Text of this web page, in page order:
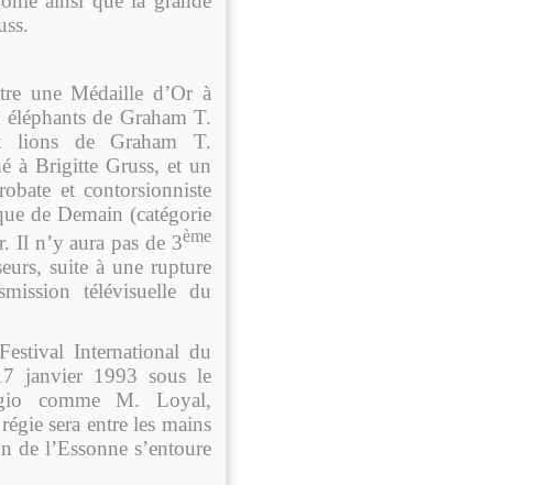
une Médaille d’Or à
de Graham T.
lions de Graham T.
à Brigitte Gruss, et un
et contorsionniste
de Demain (catégorie
Il n’y aura pas de 3ème
suite à une rupture
télévisuelle du
International du
janvier 1993 sous le
comme M. Loyal,
sera entre les mains
l’Essonne s’entoure